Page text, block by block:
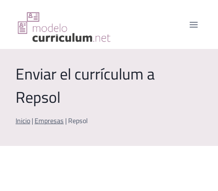
contenido
Enviar el currículum a
Repsol
Inicio | Empresas | Repsol